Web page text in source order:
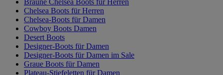
Chelsea Boots für Herren
Chelsea-Boots für Damen
Cowboy Boots Damen
Desert Boots
Designer-Boots für Damen
Designer-Boots für Damen im Sale
Graue Boots für Damen
Plateau-Stiefeletten für Damen